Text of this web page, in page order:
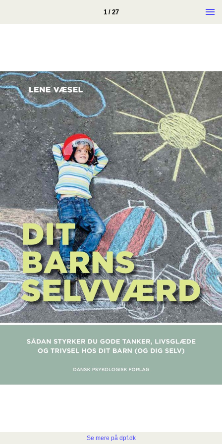
1 / 27
Se mere på dpf.dk